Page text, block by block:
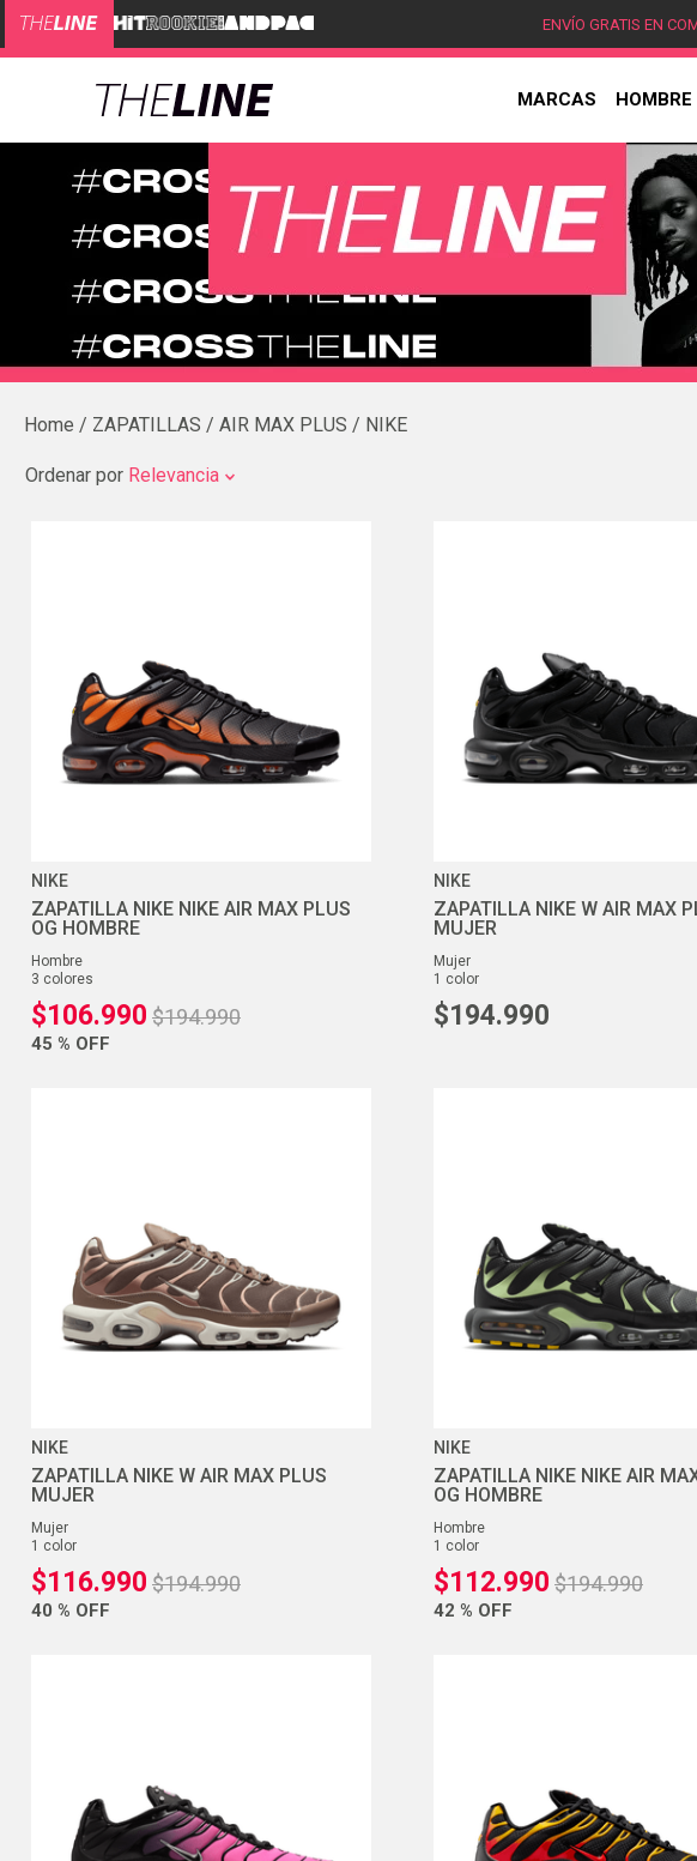
ENVÍO GRATIS EN
MARCAS HOMBRE
ZAPATILLAS AIR MAX PLUS NIKE
Ordenar por Relevancia
NIKE
ZAPATILLA NIKE NIKE AIR MAX PLUS
OG HOMBRE
hombre
3 colores
$106.990 $194.990
45 % OFF
NIKE
ZAPATILLA NIKE W AIR MAX
MUJER
mujer
1 color
$194.990
NIKE
ZAPATILLA NIKE W AIR MAX PLUS
MUJER
mujer
1 color
$116.990 $194.990
40 % OFF
NIKE
ZAPATILLA NIKE NIKE AIR
OG HOMBRE
hombre
1 color
$112.990 $194.990
42 % OFF